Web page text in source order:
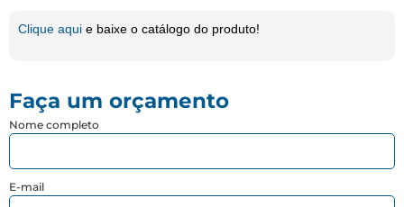
Clique aqui e baixe o catálogo do produto!
Faça um orçamento
Nome completo
E-mail